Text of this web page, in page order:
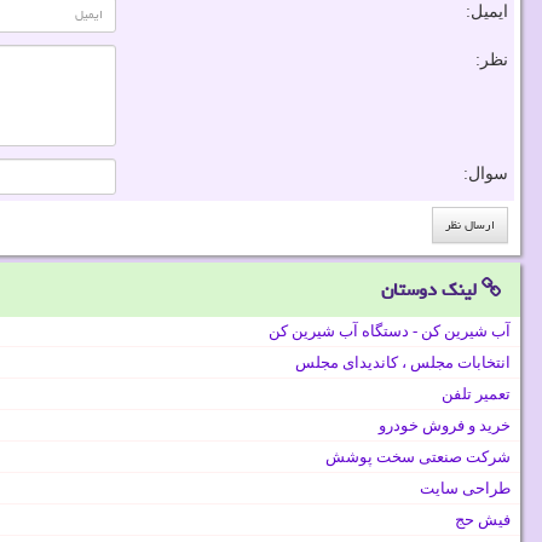
ایمیل:
نظر:
سوال:
لینک دوستان
آب شیرین کن - دستگاه آب شیرین کن
انتخابات مجلس ، کاندیدای مجلس
تعمیر تلفن
خرید و فروش خودرو
شرکت صنعتی سخت پوشش
طراحی سایت
فیش حج